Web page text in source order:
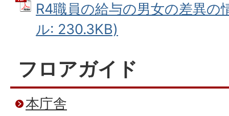
R4職員の給与の男女の差異の
ル: 230.3KB)
フロアガイド
本庁舎